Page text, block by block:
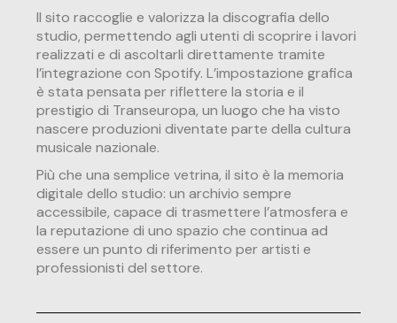
Il sito raccoglie e valorizza la discografia dello
studio, permettendo agli utenti di scoprire i lavori
realizzati e di ascoltarli direttamente tramite
l’integrazione con Spotify. L’impostazione grafica
è stata pensata per riflettere la storia e il
prestigio di Transeuropa, un luogo che ha visto
nascere produzioni diventate parte della cultura
musicale nazionale.
Più che una semplice vetrina, il sito è la memoria
digitale dello studio: un archivio sempre
accessibile, capace di trasmettere l’atmosfera e
la reputazione di uno spazio che continua ad
essere un punto di riferimento per artisti e
professionisti del settore.